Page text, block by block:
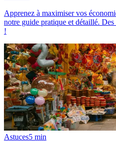
Apprenez à maximiser vos
notre guide pratique et détaillé.
!
Astuces5 min